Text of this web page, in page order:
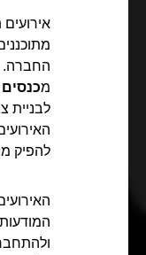
אירועים
החברה.
מכנסים
לבניית
להפיק